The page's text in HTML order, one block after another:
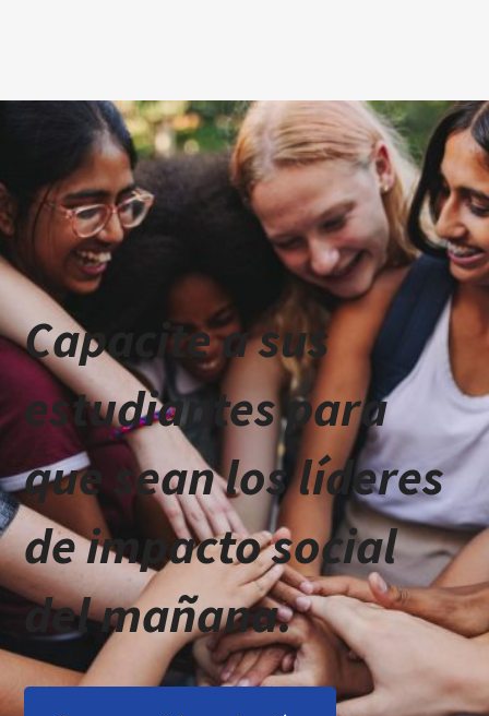
Capacite a sus
estudiantes para
que sean los líderes
de impacto social
del mañana.